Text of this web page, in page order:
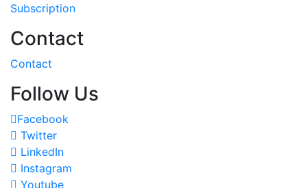
Subscription
Contact
Contact
Follow Us
Facebook
Twitter
LinkedIn
Instagram
Youtube